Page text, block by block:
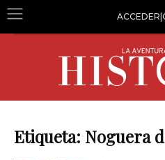
Etiqueta: Noguera